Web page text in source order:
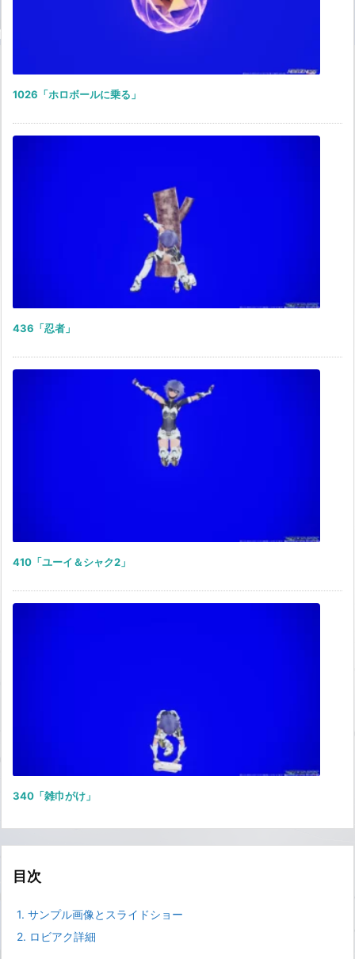
1026「ホロボールに乗る」
436「忍者」
410「ユーイ＆シャク2」
340「雑巾がけ」
目次
1. サンプル画像とスライドショー
2. ロビアク詳細